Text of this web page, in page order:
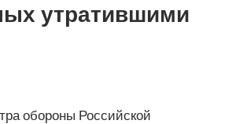
утратившими
обороны Российской